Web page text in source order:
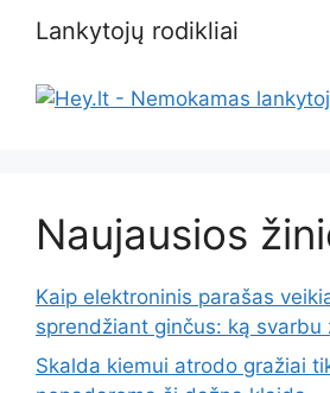
Lankytojų rodikliai
Naujausios
Kaip elektroninis parašas
sprendžiant ginčus: ką svarbu
Skalda kiemui atrodo gražiai